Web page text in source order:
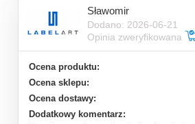
Sławomir
Dodano: 2026-06-21
Opinia zweryfikowana
Ocena produktu:
Ocena sklepu:
Ocena dostawy:
Dodatkowy komentarz: